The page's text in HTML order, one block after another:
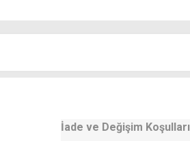
İade ve Değişim Koşulları